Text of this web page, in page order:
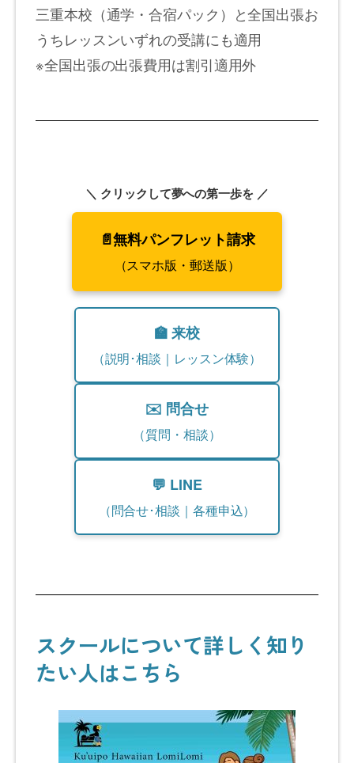
三重本校（通学・合宿パック）と全国出張お
うちレッスンいずれの受講にも適用
※全国出張の出張費用は割引適用外
＼ クリックして夢への第一歩を ／
📄無料パンフレット請求
（スマホ版・郵送版）
🏫 来校
（説明･相談｜レッスン体験）
✉️ 問合せ
（質問・相談）
💬 LINE
（問合せ･相談｜各種申込）
スクールについて詳しく知り
たい人はこちら